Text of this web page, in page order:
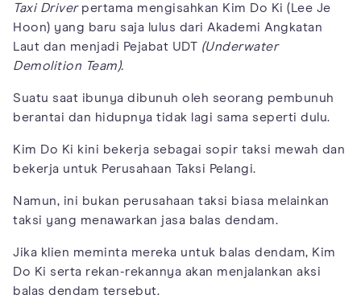
Taxi Driverpertama mengisahkan Kim Do Ki (Lee Je
Hoon) yang baru saja lulus dari Akademi Angkatan
Laut dan menjadi Pejabat UDT (Underwater
Demolition Team).
Suatu saat ibunya dibunuh oleh seorang pembunuh
berantai dan hidupnya tidak lagi sama seperti dulu.
Kim Do Ki kini bekerja sebagai sopir taksi mewah dan
bekerja untuk Perusahaan Taksi Pelangi.
Namun, ini bukan perusahaan taksi biasa melainkan
taksi yang menawarkan jasa balas dendam.
Jika klien meminta mereka untuk balas dendam, Kim
Do Ki serta rekan-rekannya akan menjalankan aksi
balas dendam tersebut.